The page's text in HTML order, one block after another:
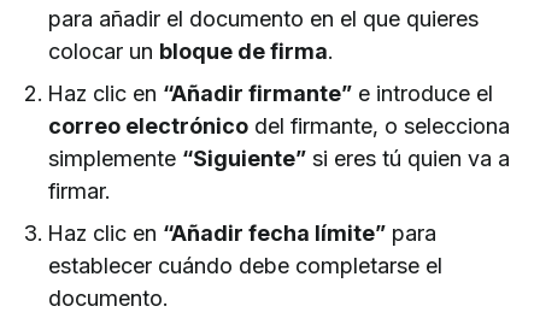
para añadir el documento en el que quieres
colocar un bloque de firma.
Haz clic en “Añadir firmante” e introduce el
correo electrónico del firmante, o selecciona
simplemente “Siguiente” si eres tú quien va a
firmar.
Haz clic en “Añadir fecha límite” para
establecer cuándo debe completarse el
documento.